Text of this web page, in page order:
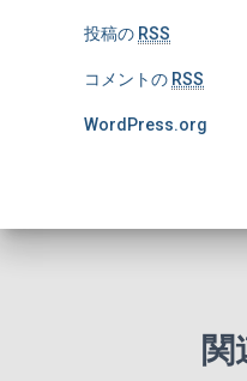
投稿の RSS
コメントの RSS
WordPress.org
関